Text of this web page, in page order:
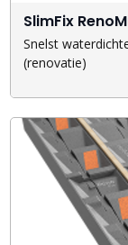
SlimFix
Snelst
(renovatie)